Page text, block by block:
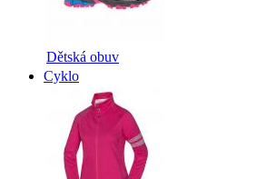
Dětská obuv
Cyklo